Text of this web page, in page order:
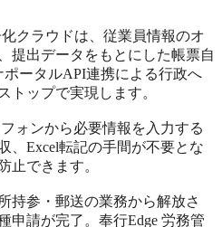
クラウドは、従業員情報のオ
提出データをもとにした帳票自
ポータルAPI連携による行政へ
トップで実現します。
ォンから必要情報を入力する
、Excel転記の手間が不要とな
止できます。
持参・郵送の業務から解放さ
申請が完了。奉行Edge 労務管